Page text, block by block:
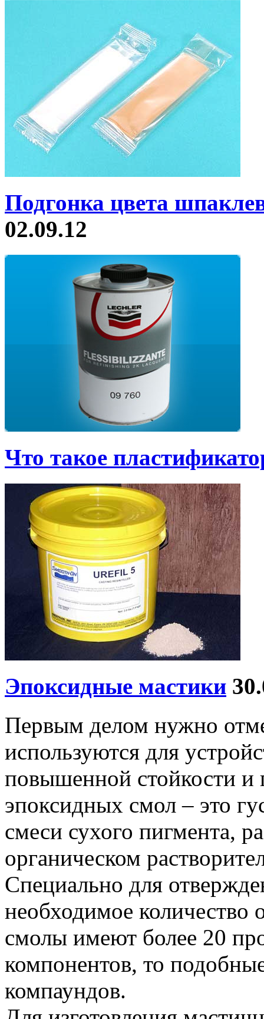
Подгонка цвета
02.09.12
Что такое
Эпоксидные мастики
Первым делом нужно
используются для
повышенной стойкости и
эпоксидных смол – это
смеси сухого пигмента,
органическом
Специально для
необходимое количество
смолы имеют более 20
компонентов, то
компаундов.